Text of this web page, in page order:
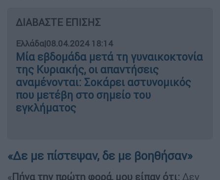
ΔΙΑΒΑΣΤΕ ΕΠΙΣΗΣ
Ελλάδα|08.04.2024 18:14
Μία εβδομάδα μετά τη γυναικοκτονία
της Κυριακής, οι απαντήσεις
αναμένονται: Σοκάρει αστυνομικός
που μετέβη στο σημείο του
εγκλήματος
«Δε με πίστεψαν, δε με βοηθήσαν»
«Πήγα την πρώτη φορά, μου είπαν ότι: Δεν